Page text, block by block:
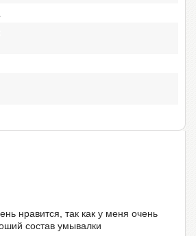
нравится, так как у меня очень
состав умывалки